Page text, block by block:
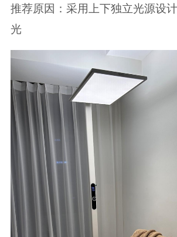
推荐原因：采用上下独立光源设
光